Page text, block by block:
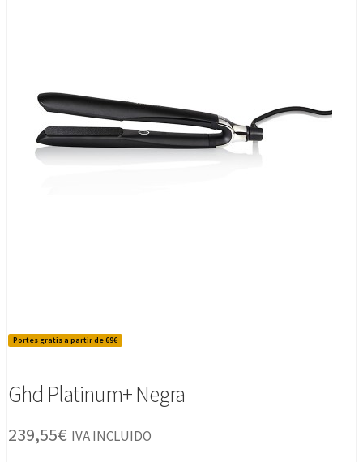
Portes gratis a partir de 69€
Ghd Platinum+ Negra
239,55€ IVA INCLUIDO